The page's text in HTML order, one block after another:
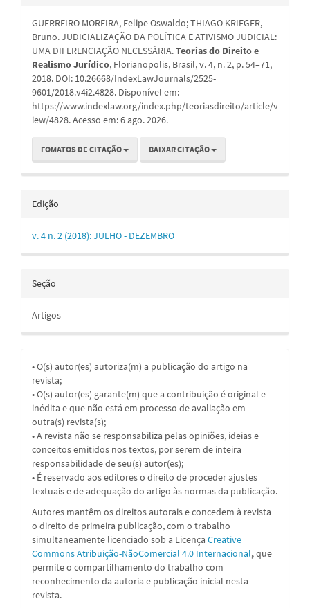
artigo
GUERREIRO MOREIRA, Felipe Oswaldo; THIAGO KRIEGER,
Bruno. JUDICIALIZAÇÃO DA POLÍTICA E ATIVISMO JUDICIAL:
UMA DIFERENCIAÇÃO NECESSÁRIA.Teorias do Direito e
Realismo Jurídico, Florianopolis, Brasil, v. 4, n. 2, p. 54–71,
2018. DOI: 10.26668/IndexLawJournals/2525-
9601/2018.v4i2.4828. Disponível em:
https://www.indexlaw.org/index.php/teoriasdireito/article/v
iew/4828. Acesso em: 6 ago. 2026.
FOMATOS DE CITAÇÃO BAIXAR CITAÇÃO
Edição
v. 4 n. 2 (2018): JULHO - DEZEMBRO
Seção
Artigos
• O(s) autor(es) autoriza(m) a publicação do artigo na
revista;
• O(s) autor(es) garante(m) que a contribuição é original e
inédita e que não está em processo de avaliação em
outra(s) revista(s);
• A revista não se responsabiliza pelas opiniões, ideias e
conceitos emitidos nos textos, por serem de inteira
responsabilidade de seu(s) autor(es);
• É reservado aos editores o direito de proceder ajustes
textuais e de adequação do artigo às normas da publicação.
Autores mantêm os direitos autorais e concedem à revista
o direito de primeira publicação, com o trabalho
simultaneamente licenciado sob a Licença Creative
Commons Atribuição-NãoComercial 4.0 Internacional,que
permite o compartilhamento do trabalho com
reconhecimento da autoria e publicação inicial nesta
revista.